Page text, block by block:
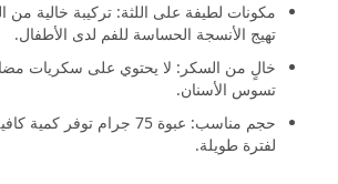
مكونات لطيفة على اللثة: تركيبة خالية من
تهيج الأنسجة الحساسة للفم لدى الأطفال.
خالٍ من السكر: لا يحتوي على سكريات
تسوس الأسنان.
حجم مناسب: عبوة 75 جرام توفر
لفترة طويلة.